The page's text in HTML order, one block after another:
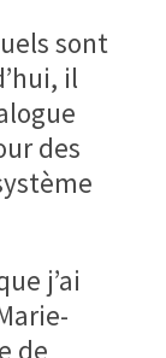
sont
il
des
j’ai
de